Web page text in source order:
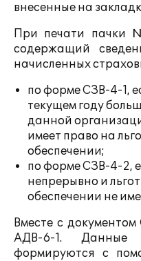
внесенные на
При печати пачки
содержащий
начисленных
по форме СЗВ-4-1,
текущем году
данной
имеет право на
обеспечении;
по форме СЗВ-4-2,
непрерывно и
обеспечении не
Вместе с
АДВ-6-1. Данные
формируются с